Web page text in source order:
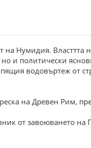
на Нумидия. Власттта
и политически
водовъртеж от
на Древен Рим,
от завоюването на